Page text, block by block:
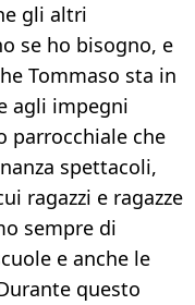
gli altri
se ho bisogno, e
Tommaso sta in
agli impegni
parrocchiale che
spettacoli,
ragazzi e ragazze
sempre di
e anche le
questo